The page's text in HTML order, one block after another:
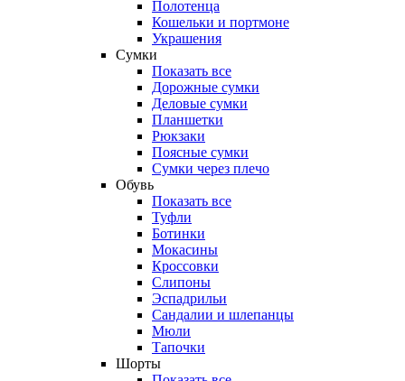
Полотенца
Кошельки и портмоне
Украшения
Сумки
Показать все
Дорожные сумки
Деловые сумки
Планшетки
Рюкзаки
Поясные сумки
Сумки через плечо
Обувь
Показать все
Туфли
Ботинки
Мокасины
Кроссовки
Слипоны
Эспадрильи
Сандалии и шлепанцы
Мюли
Тапочки
Шорты